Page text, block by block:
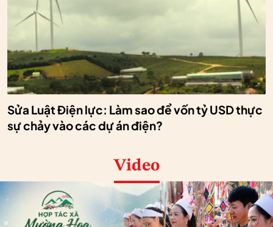
Sửa Luật Điện lực: Làm sao để vốn tỷ USD thực
sự chảy vào các dự án điện?
Video